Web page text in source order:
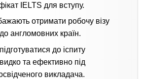
IELTS для вступу.
отримати робочу візу
англомовних країн.
до іспиту
та ефективно під
викладача.